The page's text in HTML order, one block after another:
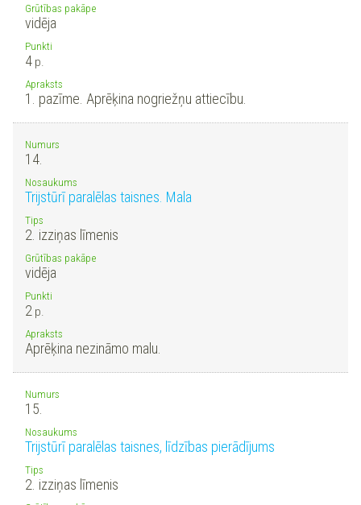
Grūtības pakāpe
vidēja
Punkti
4 p.
Apraksts
1. pazīme. Aprēķina nogriežņu attiecību.
Numurs
14.
Nosaukums
Trijstūrī paralēlas taisnes. Mala
Tips
2. izziņas līmenis
Grūtības pakāpe
vidēja
Punkti
2 p.
Apraksts
Aprēķina nezināmo malu.
Numurs
15.
Nosaukums
Trijstūrī paralēlas taisnes, līdzības pierādījums
Tips
2. izziņas līmenis